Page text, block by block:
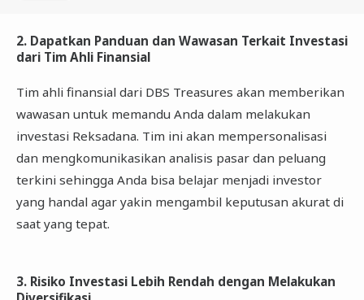
2. Dapatkan Panduan dan Wawasan Terkait Investasi
dari Tim Ahli Finansial
Tim ahli finansial dari DBS Treasures akan memberikan
wawasan untuk memandu Anda dalam melakukan
investasi Reksadana. Tim ini akan mempersonalisasi
dan mengkomunikasikan analisis pasar dan peluang
terkini sehingga Anda bisa belajar menjadi investor
yang handal agar yakin mengambil keputusan akurat di
saat yang tepat.
3. Risiko Investasi Lebih Rendah dengan Melakukan